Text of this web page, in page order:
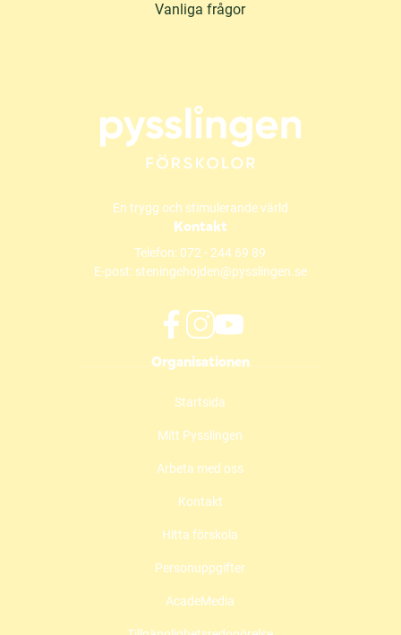
Vanliga frågor
En trygg och stimulerande värld
Kontakt
Telefon: 072 - 244 69 89
E-post: steningehojden@pysslingen.se
a
e
o
o
p
n
s
i
n
t
g
m
ö
p
a
s
o
b
p
a
i
n
Organisationen
Startsida
Mitt Pysslingen
Arbeta med oss
Kontakt
Hitta förskola
Personuppgifter
AcadeMedia